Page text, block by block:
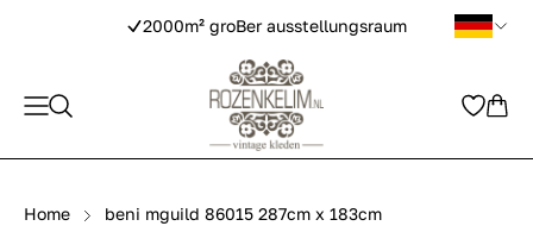
2000m² groBer ausstellungsraum
Home beni mguild 86015 287cm x 183cm